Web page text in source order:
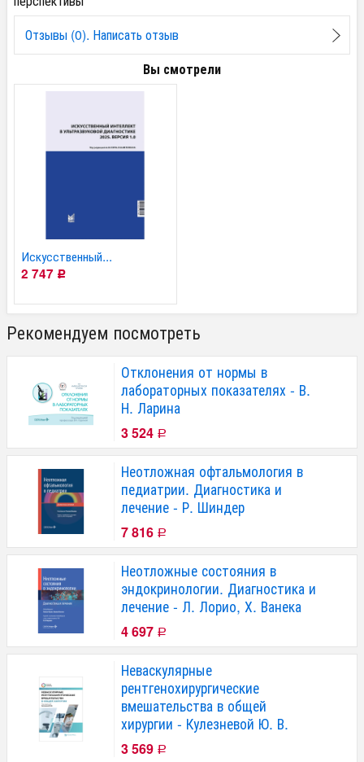
Отзывы (0). Написать отзыв
Вы смотрели
Искусственный...
2 747 Р
Рекомендуем посмотреть
Отклонения от нормы в
лабораторных показателях - В.
Н. Ларина
3 524 Р
Неотложная офтальмология в
педиатрии. Диагностика и
лечение - Р. Шиндер
7 816 Р
Неотложные состояния в
эндокринологии. Диагностика и
лечение - Л. Лорио, Х. Ванека
4 697 Р
Неваскулярные
рентгенохирургические
вмешательства в общей
хирургии - Кулезневой Ю. В.
3 569 Р